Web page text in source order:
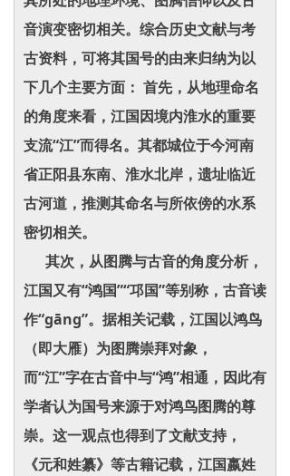
音演变密切相关。综合历史文献与考
古资料，可将其国号的由来归纳为以
下几个主要方面： 首先，从地理命名
的角度来看，江国因境内淮水的重要
支流“江”而得名。其都城位于今河南
省正阳县东南、淮水北岸，遗址临近
古河道，推测其命名与所依傍的水系
密切相关。
其次，从图腾与古音的角度分析，
江国又有“鸿国”“邛国”等别称，古音读
作“gāng”。据相关记载，江国以鸿鸟
（即大雁）为图腾崇拜对象，
而“江”字在古音中与“鸿”相通，因此有
学者认为国号来源于对鸿鸟图腾的尊
崇。这一观点也得到了文献支持，
《元和姓纂》等古籍记载，江国嬴姓